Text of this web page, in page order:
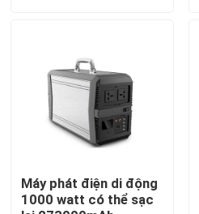
Về chúng tôi
Tham quan nhà máy
Kiểm soát chất lượng
Máy phát điện di động
1000 watt có thể sạc